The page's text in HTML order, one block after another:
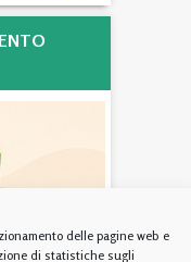
delle pagine web e
di statistiche sugli